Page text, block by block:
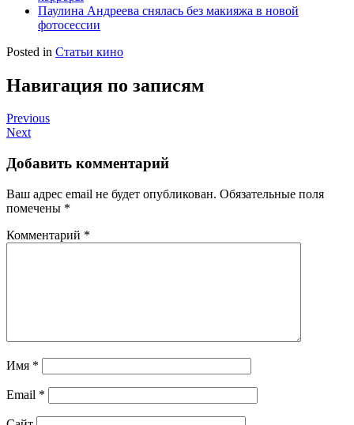
Паулина Андреева снялась без макияжа в новой
фотосессии
Posted in Статьи кино
Навигация по записям
Previous
Next
Добавить комментарий
Ваш адрес email не будет опубликован. Обязательные поля
помечены *
Комментарий *
Имя *
Email *